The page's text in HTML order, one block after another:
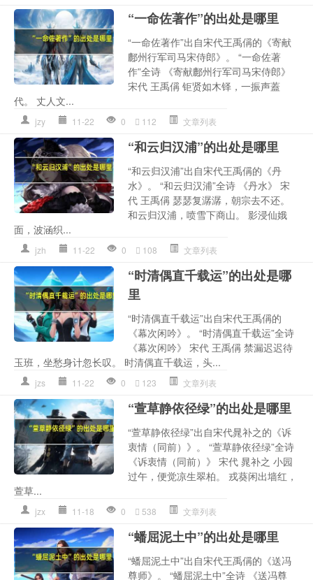
“一命佐著作”的出处是哪里
“一命佐著作”出自宋代王禹偁的《寄献
鄜州行军司马宋侍郎》。 “一命佐著
作”全诗 《寄献鄜州行军司马宋侍郎》
宋代 王禹偁 钜贤如木铎，一振声蓋
代。 丈人文...
jzy 11-22 0 112 文章列表
“和云归汉浦”的出处是哪里
“和云归汉浦”出自宋代王禹偁的《丹
水》。 “和云归汉浦”全诗 《丹水》 宋
代 王禹偁 瑟瑟复潺潺，朝宗去不还。
和云归汉浦，喷雪下商山。 影浸仙娥
面，波涵织...
jzh 11-22 0 108 文章列表
“时清偶直千载运”的出处是哪
里
“时清偶直千载运”出自宋代王禹偁的
《幕次闲吟》。 “时清偶直千载运”全诗
《幕次闲吟》 宋代 王禹偁 禁漏迟迟待
玉班，坐愁身计忽长叹。 时清偶直千载运，头...
jzs 11-22 0 123 文章列表
“萱草静依径绿”的出处是哪里
“萱草静依径绿”出自宋代晁补之的《诉
衷情（同前）》。 “萱草静依径绿”全诗
《诉衷情（同前）》 宋代 晁补之 小园
过午，便觉凉生翠柏。 戎葵闲出墙红，
萱草...
jzx 11-18 0 538 文章列表
“蟠屈泥土中”的出处是哪里
“蟠屈泥土中”出自宋代王禹偁的《送冯
尊师》。 “蟠屈泥土中”全诗 《送冯尊